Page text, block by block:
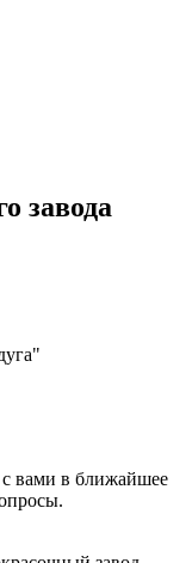
завода
вами в ближайшее